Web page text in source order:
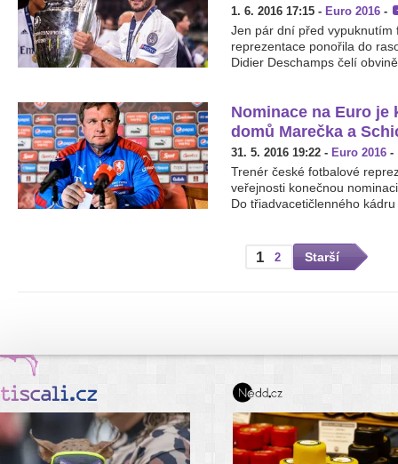
1. 6. 2016 17:15 - Euro 2016 -
Jen pár dní před vypuknutím
reprezentace ponořila do
Didier Deschamps čelí
Nominace na Euro je
domů Marečka a
31. 5. 2016 19:22 - Euro 2016 -
Trenér české fotbalové
veřejnosti konečnou
Do třiadvacetičlenného
1 2 Starší